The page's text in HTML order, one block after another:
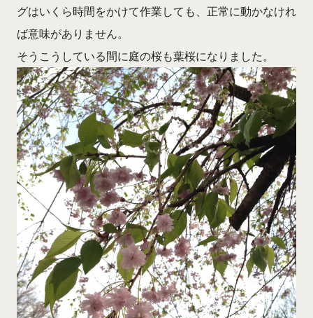
グはいくら時間をかけて作業しても、正常に動かなけれ
ば意味がありません。
そうこうしている間に庭の桜も葉桜になりました。